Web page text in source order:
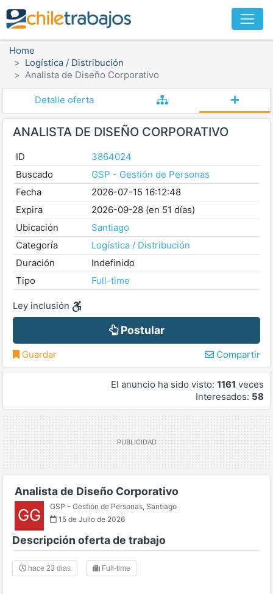
Home
Logística / Distribución
Analista de Diseño Corporativo
Detalle oferta
ANALISTA DE DISEÑO CORPORATIVO
ID
3864024
Buscado
GSP - Gestión de Personas
Fecha
2026-07-15 16:12:48
Expira
2026-09-28 (en 51 días)
Ubicación
Santiago
Categoría
Logística / Distribución
Duración
Indefinido
Tipo
Full-time
Ley inclusión
Postular
Guardar Compartir
El anuncio ha sido visto: 1161 veces
Interesados: 58
Analista de Diseño Corporativo
GG GSP - Gestión de Personas, Santiago
15 de Julio de 2026
Descripción oferta de trabajo
hace 23 dias Full-time